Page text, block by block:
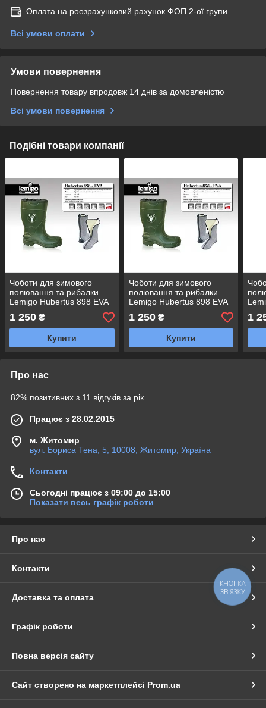
Оплата на роозрахунковий рахунок ФОП 2-ої групи
Всі умови оплати
Умови повернення
Повернення товару впродовж 14 днів за домовленістю
Всі умови повернення
Подібні товари компанії
Чоботи для зимового
полювання та рибалки
Lemigo Hubertus 898 EVA
(-50) Польща р. 46
1 250 ₴
Купити
Чоботи для зимового
полювання та рибалки
Lemigo Hubertus 898 EVA
(-50) Польща р. 45
1 250₴
Купити
(-
1
Про нас
82% позитивних з 11 відгуків за рік
Працює з 28.02.2015
м. Житомир
вул. Бориса Тена, 5, 10008, Житомир, Україна
Контакти
Сьогодні працює з 09:00 до 15:00
Показати весь графік роботи
Про нас
Контакти
Доставка та оплата
Графік роботи
Повна версія сайту
Сайт створено на маркетплейсі Prom.ua
КНОПКА
ЗВ'ЯЗКУ